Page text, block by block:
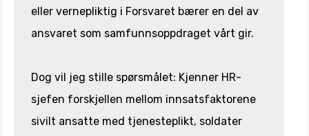
eller vernepliktig i Forsvaret bærer en del av
ansvaret som samfunnsoppdraget vårt gir.
Dog vil jeg stille spørsmålet: Kjenner HR-
sjefen forskjellen mellom innsatsfaktorene
sivilt ansatte med tjenesteplikt, soldater